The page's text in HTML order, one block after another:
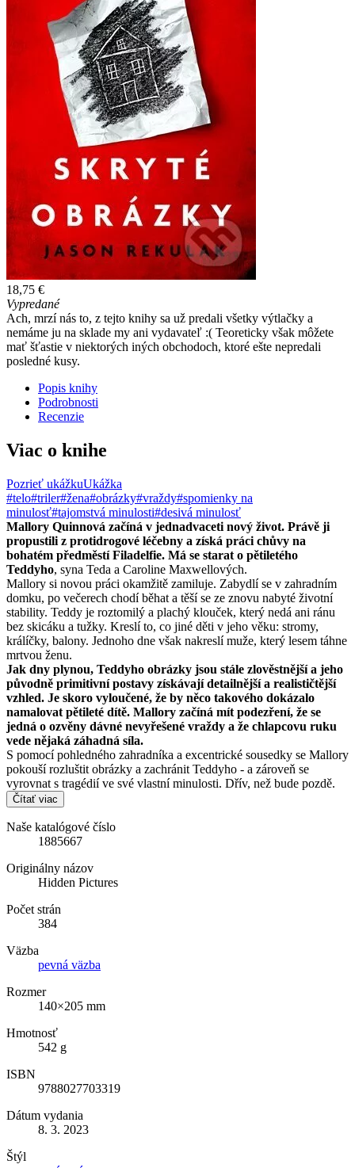
18,75 €
Vypredané
Ach, mrzí nás to, z tejto knihy sa už predali všetky výtlačky a
nemáme ju na sklade my ani vydavateľ :( Teoreticky však môžete
mať šťastie v niektorých iných obchodoch, ktoré ešte nepredali
posledné kusy.
Popis knihy
Podrobnosti
Recenzie
Viac o knihe
Pozrieť ukážkuUkážka
#telo#triler#žena#obrázky#vraždy#spomienky na
minulosť#tajomstvá minulosti#desivá minulosť
Mallory Quinnová začíná v jednadvaceti nový život. Právě ji
propustili z protidrogové léčebny a získá práci chůvy na
bohatém předměstí Filadelfie. Má se starat o pětiletého
Teddyho, syna Teda a Caroline Maxwellových.
Mallory si novou práci okamžitě zamiluje. Zabydlí se v zahradním
domku, po večerech chodí běhat a těší se ze znovu nabyté životní
stability. Teddy je roztomilý a plachý klouček, který nedá ani ránu
bez skicáku a tužky. Kreslí to, co jiné děti v jeho věku: stromy,
králíčky, balony. Jednoho dne však nakreslí muže, který lesem táhne
mrtvou ženu.
Jak dny plynou, Teddyho obrázky jsou stále zlověstnější a jeho
původně primitivní postavy získávají detailnější a realističtější
vzhled. Je skoro vyloučené, že by něco takového dokázalo
namalovat pětileté dítě. Mallory začíná mít podezření, že se
jedná o ozvěny dávné nevyřešené vraždy a že chlapcovu ruku
vede nějaká záhadná síla.
S pomocí pohledného zahradníka a excentrické sousedky se Mallory
pokouší rozluštit obrázky a zachránit Teddyho - a zároveň se
vyrovnat s tragédií ve své vlastní minulosti. Dřív, než bude pozdě.
Čítať viac
Naše katalógové číslo
1885667
Originálny názov
Hidden Pictures
Počet strán
384
Väzba
pevná väzba
Rozmer
140×205 mm
Hmotnosť
542 g
ISBN
9788027703319
Dátum vydania
8. 3. 2023
Štýl